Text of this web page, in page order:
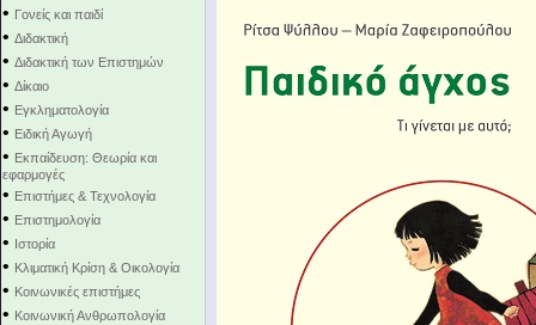
• Γονείς και παιδί
• Διδακτική
• Διδακτική των Επιστημών
• Δίκαιο
• Εγκληματολογία
• Ειδική Αγωγή
• Εκπαίδευση: Θεωρία και
εφαρμογές
• Επιστήμες & Τεχνολογία
• Επιστημολογία
• Ιστορία
• Κλιματική Κρίση & Οικολογία
• Κοινωνικές επιστήμες
• Κοινωνική Ανθρωπολογία